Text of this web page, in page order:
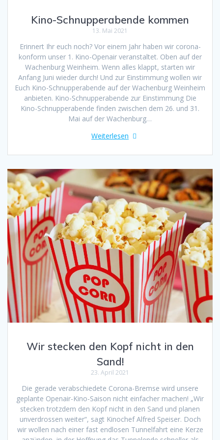
Kino-Schnupperabende kommen
13. Mai 2021
Erinnert Ihr euch noch? Vor einem Jahr haben wir corona-
konform unser 1. Kino-Openair veranstaltet. Oben auf der
Wachenburg Weinheim. Wenn alles klappt, starten wir
Anfang Juni wieder durch! Und zur Einstimmung wollen wir
Euch Kino-Schnupperabende auf der Wachenburg Weinheim
anbieten. Kino-Schnupperabende zur Einstimmung Die
Kino-Schnupperabende finden zwischen dem 26. und 31.
Mai auf der Wachenburg…
Weiterlesen
Wir stecken den Kopf nicht in den
Sand!
23. April 2021
Die gerade verabschiedete Corona-Bremse wird unsere
geplante Openair-Kino-Saison nicht einfacher machen! „Wir
stecken trotzdem den Kopf nicht in den Sand und planen
unverdrossen weiter“, sagt Kinochef Alfred Speiser. Doch
wir wollen nach einer fast endlosen Tunnelfahrt eine Kerze